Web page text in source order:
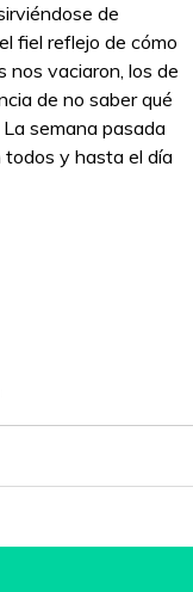
de
fiel reflejo de cómo
nos vaciaron, los de
de no saber qué
semana pasada
y hasta el día